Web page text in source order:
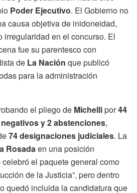
Poder Ejecutivo. El Gobierno no
causa objetiva de inidoneidad,
irregularidad en el concurso. El
fue su parentesco con
de La Nación que publicó
para la administración
el pliego de Michellipor44
y 2 abstenciones,
74 designaciones judiciales. La
Rosadaen una posición
el paquete general como
de la Justicia”, pero dentro
quedó incluida la candidatura que